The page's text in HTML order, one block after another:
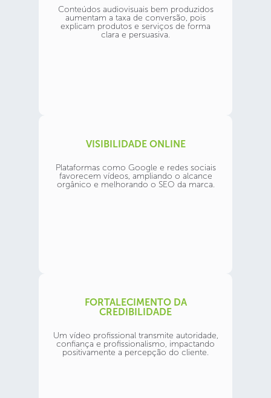
Conteúdos audiovisuais bem produzidos
aumentam a taxa de conversão, pois
explicam produtos e serviços de forma
clara e persuasiva.
VISIBILIDADE ONLINE
Plataformas como Google e redes sociais
favorecem vídeos, ampliando o alcance
orgânico e melhorando o SEO da marca.
FORTALECIMENTO DA
CREDIBILIDADE
Um vídeo profissional transmite autoridade,
confiança e profissionalismo, impactando
positivamente a percepção do cliente.